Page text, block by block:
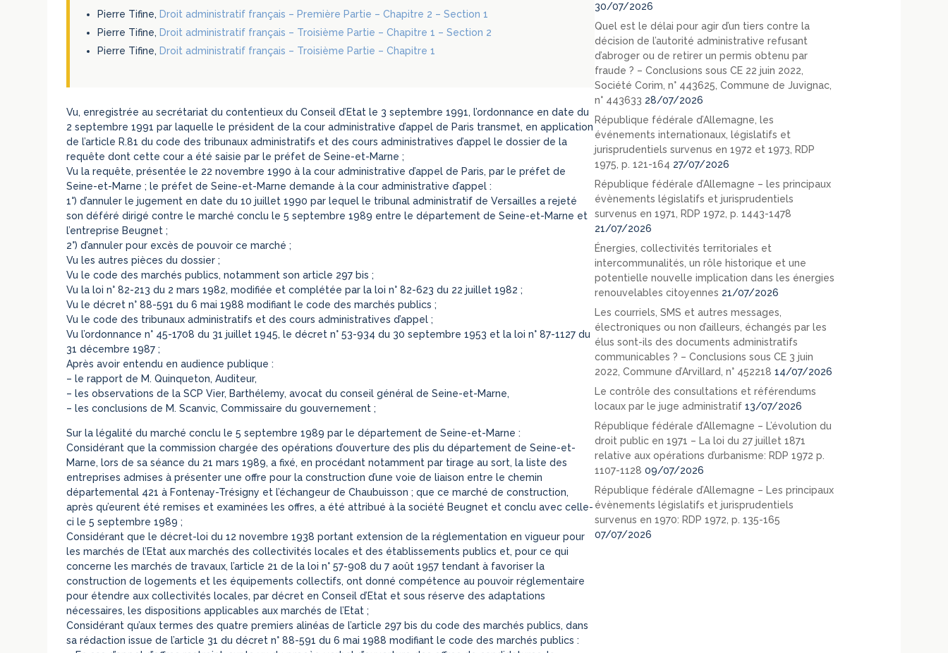
Pierre Tifine, Droit administratif français – Première Partie – Chapitre 2 – Section 1
Pierre Tifine, Droit administratif français – Troisième Partie – Chapitre 1 – Section 2
Pierre Tifine, Droit administratif français – Troisième Partie – Chapitre 1
Vu, enregistrée au secrétariat du contentieux du Conseil d’Etat le 3 septembre 1991, l’ordonnance en date du
2 septembre 1991 par laquelle le président de la cour administrative d’appel de Paris transmet, en application
de l’article R.81 du code des tribunaux administratifs et des cours administratives d’appel le dossier de la
requête dont cette cour a été saisie par le préfet de Seine-et-Marne ;
Vu la requête, présentée le 22 novembre 1990 à la cour administrative d’appel de Paris, par le préfet de
Seine-et-Marne ; le préfet de Seine-et-Marne demande à la cour administrative d’appel :
1°) d’annuler le jugement en date du 10 juillet 1990 par lequel le tribunal administratif de Versailles a rejeté
son déféré dirigé contre le marché conclu le 5 septembre 1989 entre le département de Seine-et-Marne et
l’entreprise Beugnet ;
2°) d’annuler pour excès de pouvoir ce marché ;
Vu les autres pièces du dossier ;
Vu le code des marchés publics, notamment son article 297 bis ;
Vu la loi n° 82-213 du 2 mars 1982, modifiée et complétée par la loi n° 82-623 du 22 juillet 1982 ;
Vu le décret n° 88-591 du 6 mai 1988 modifiant le code des marchés publics ;
Vu le code des tribunaux administratifs et des cours administratives d’appel ;
Vu l’ordonnance n° 45-1708 du 31 juillet 1945, le décret n° 53-934 du 30 septembre 1953 et la loi n° 87-1127 du
31 décembre 1987 ;
Après avoir entendu en audience publique :
– le rapport de M. Quinqueton, Auditeur,
– les observations de la SCP Vier, Barthélemy, avocat du conseil général de Seine-et-Marne,
– les conclusions de M. Scanvic, Commissaire du gouvernement ;
Sur la légalité du marché conclu le 5 septembre 1989 par le département de Seine-et-Marne :
Considérant que la commission chargée des opérations d’ouverture des plis du département de Seine-et-
Marne, lors de sa séance du 21 mars 1989, a fixé, en procédant notamment par tirage au sort, la liste des
entreprises admises à présenter une offre pour la construction d’une voie de liaison entre le chemin
départemental 421 à Fontenay-Trésigny et l’échangeur de Chaubuisson ; que ce marché de construction,
après qu’eurent été remises et examinées les offres, a été attribué à la société Beugnet et conclu avec celle-
ci le 5 septembre 1989 ;
Considérant que le décret-loi du 12 novembre 1938 portant extension de la réglementation en vigueur pour
les marchés de l’Etat aux marchés des collectivités locales et des établissements publics et, pour ce qui
concerne les marchés de travaux, l’article 21 de la loi n° 57-908 du 7 août 1957 tendant à favoriser la
construction de logements et les équipements collectifs, ont donné compétence au pouvoir réglementaire
pour étendre aux collectivités locales, par décret en Conseil d’Etat et sous réserve des adaptations
nécessaires, les dispositions applicables aux marchés de l’Etat ;
Considérant qu’aux termes des quatre premiers alinéas de l’article 297 bis du code des marchés publics, dans
sa rédaction issue de l’article 31 du décret n° 88-591 du 6 mai 1988 modifiant le code des marchés publics :
30/07/2026
Quel est le délai pour agir d’un tiers contre la
décision de l’autorité administrative refusant
d’abroger ou de retirer un permis obtenu par
fraude ? – Conclusions sous CE 22 juin 2022,
Société Corim, n° 443625, Commune de Juvignac,
n° 443633 28/07/2026
République fédérale d’Allemagne, les
événements internationaux, législatifs et
jurisprudentiels survenus en 1972 et 1973, RDP
1975, p. 121-164 27/07/2026
République fédérale d’Allemagne – les principaux
évènements législatifs et jurisprudentiels
survenus en 1971, RDP 1972, p. 1443-1478
21/07/2026
Énergies, collectivités territoriales et
intercommunalités, un rôle historique et une
potentielle nouvelle implication dans les énergies
renouvelables citoyennes 21/07/2026
Les courriels, SMS et autres messages,
électroniques ou non d’ailleurs, échangés par les
élus sont-ils des documents administratifs
communicables ? – Conclusions sous CE 3 juin
2022, Commune d’Arvillard, n° 452218 14/07/2026
Le contrôle des consultations et référendums
locaux par le juge administratif 13/07/2026
République fédérale d’Allemagne – L’évolution du
droit public en 1971 – La loi du 27 juillet 1871
relative aux opérations d’urbanisme: RDP 1972 p.
1107-1128 09/07/2026
République fédérale d’Allemagne – Les principaux
évènements législatifs et jurisprudentiels
survenus en 1970: RDP 1972, p. 135-165
07/07/2026